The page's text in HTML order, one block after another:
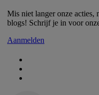
Mis niet langer onze acties,
blogs! Schrijf je in voor
Aanmelden